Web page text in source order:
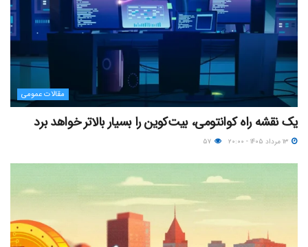
مقالات عمومی
یک نقشه راه کوانتومی، بیت‌کوین را بسیار بالاتر خواهد برد